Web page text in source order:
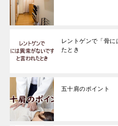
レントゲンで「骨
たとき
五十肩のポイント